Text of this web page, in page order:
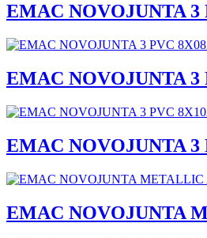
EMAC NOVOJUNTA 3
EMAC NOVOJUNTA 3
EMAC NOVOJUNTA 3
EMAC NOVOJUNTA